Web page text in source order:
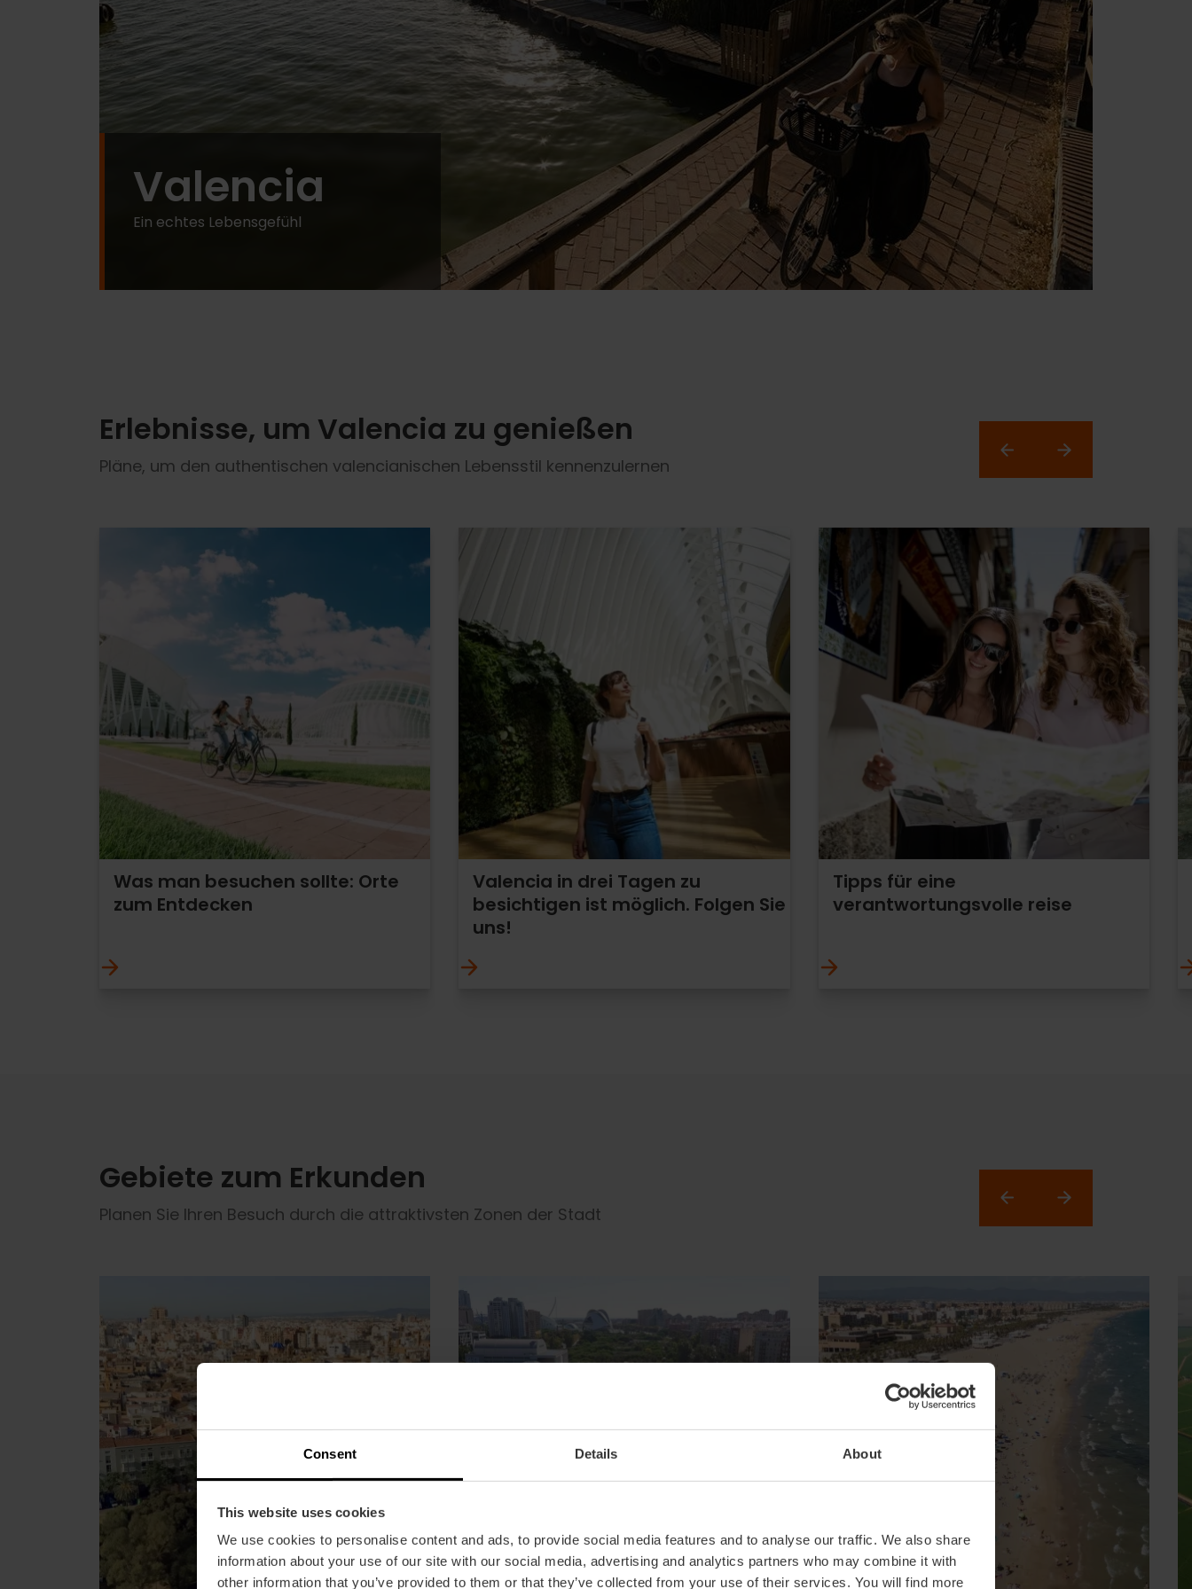
Consent Details About
This website uses cookies
We use cookies to personalise content and ads, to provide social media features and to analyse our traffic. We also share
information about your use of our site with our social media, advertising and analytics partners who may combine it with
other information that you’ve provided to them or that they’ve collected from your use of their services. You will find more
Valencia
Ein echtes Lebensgefühl
Erlebnisse, um Valencia zu genießen
Pläne, um den authentischen valencianischen Lebensstil kennenzulernen
Was man besuchen sollte: Orte
zum Entdecken
Valencia in drei Tagen zu
besichtigen ist möglich. Folgen Sie
uns!
Tipps für eine
verantwortungsvolle reise
Gebiete zum Erkunden
Planen Sie Ihren Besuch durch die attraktivsten Zonen der Stadt